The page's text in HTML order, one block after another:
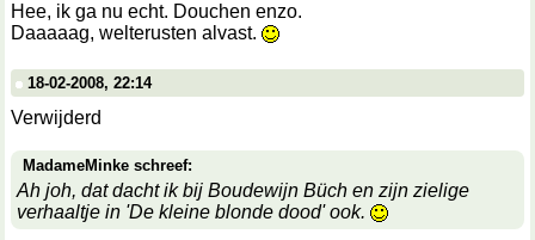
Hee, ik ga nu echt. Douchen enzo.
Daaaaag, welterusten alvast.
18-02-2008, 22:14
Verwijderd
MadameMinke schreef:
Ah joh, dat dacht ik bij Boudewijn Büch en zijn zielige
verhaaltje in 'De kleine blonde dood' ook.